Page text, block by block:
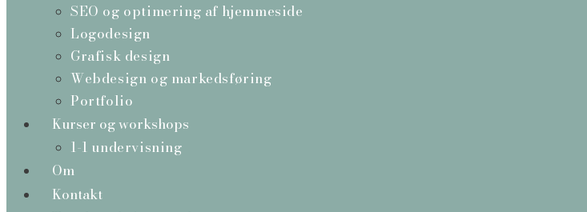
SEO og optimering af hjemmeside
Logodesign
Grafisk design
Webdesign og markedsføring
Portfolio
Kurser og workshops
1-1 undervisning
Om
Kontakt